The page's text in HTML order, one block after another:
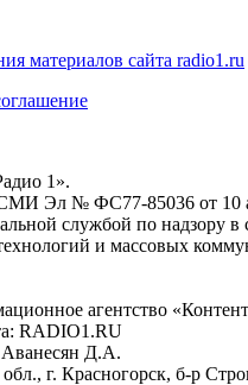
материалов сайта radio1.ru
1».
СМИ Эл № ФС77-85036 от 10
службой по надзору в
и массовых
агентство
RADIO1.RU
Аванесян Д.А.
г. Красногорск, б-р